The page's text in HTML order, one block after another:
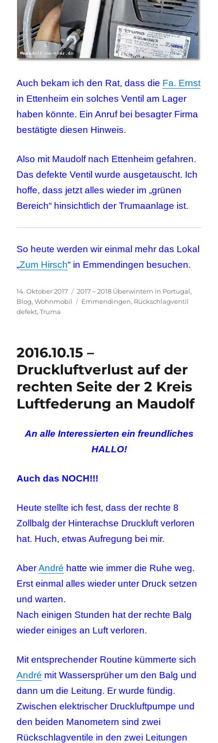
Auch bekam ich den Rat, dass die Fa. Ernst
in Ettenheim ein solches Ventil am Lager
haben könnte. Ein Anruf bei besagter Firma
bestätigte diesen Hinweis.
Also mit Maudolf nach Ettenheim gefahren.
Das defekte Ventil wurde ausgetauscht. Ich
hoffe, dass jetzt alles wieder im „grünen
Bereich“ hinsichtlich der Trumaanlage ist.
So heute werden wir einmal mehr das Lokal
„Zum Hirsch“ in Emmendingen besuchen.
Veröffentlicht
am
14. Oktober 2017 Kategorien
2017 – 2018 Überwintern in Portugal,
Blog,Wohnmobil Schlagwörter
Emmendingen, Rückschlagventil
defekt,Truma
2016.10.15 –
Druckluftverlust auf der
rechten Seite der 2 Kreis
Luftfederung an Maudolf
An alle Interessierten ein freundliches
HALLO!
Auch das NOCH!!!
Heute stellte ich fest, dass der rechte 8
Zollbalg der Hinterachse Druckluft verloren
hat. Huch, etwas Aufregung bei mir.
AberAndré hatte wie immer die Ruhe weg.
Erst einmal alles wieder unter Druck setzen
und warten.
Nach einigen Stunden hat der rechte Balg
wieder einiges an Luft verloren.
Mit entsprechender Routine kümmerte sich
André mit Wassersprüher um den Balg und
dann um die Leitung. Er wurde fündig.
Zwischen elektrischer Druckluftpumpe und
den beiden Manometern sind zwei
Rückschlagventile in den zwei Leitungen